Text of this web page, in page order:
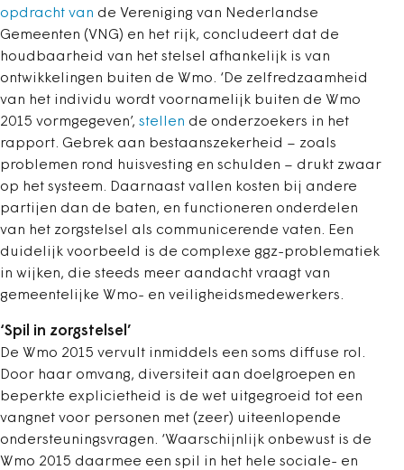
opdracht van de Vereniging van Nederlandse
Gemeenten (VNG) en het rijk, concludeert dat de
houdbaarheid van het stelsel afhankelijk is van
ontwikkelingen buiten de Wmo. ‘De zelfredzaamheid
van het individu wordt voornamelijk buiten de Wmo
2015 vormgegeven’, stellen de onderzoekers in het
rapport. Gebrek aan bestaanszekerheid – zoals
problemen rond huisvesting en schulden – drukt zwaar
op het systeem. Daarnaast vallen kosten bij andere
partijen dan de baten, en functioneren onderdelen
van het zorgstelsel als communicerende vaten. Een
duidelijk voorbeeld is de complexe ggz-problematiek
in wijken, die steeds meer aandacht vraagt van
gemeentelijke Wmo- en veiligheidsmedewerkers.
‘Spil in zorgstelsel’
De Wmo 2015 vervult inmiddels een soms diffuse rol.
Door haar omvang, diversiteit aan doelgroepen en
beperkte explicietheid is de wet uitgegroeid tot een
vangnet voor personen met (zeer) uiteenlopende
ondersteuningsvragen. ‘Waarschijnlijk onbewust is de
Wmo 2015 daarmee een spil in het hele sociale- en